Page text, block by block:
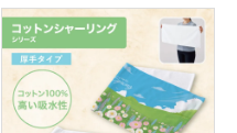
汚れが気になった際にさっと
出して気軽に掃除ができま
す。サイズも一般的なハンド
タオルと変わりませんので、
カバンの中に入れて持ち運ん
でも、デスクの引き出しにし